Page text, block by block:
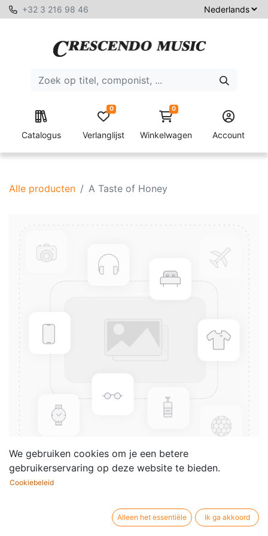
+32 3 216 98 46
Catalogus Verlanglijst
0 0
Winkelwagen Account
Alle producten A Taste of Honey
A Taste of Honey
Ric Marlowe
We gebruiken cookies om je een betere
gebruikerservaring op deze website te bieden.
Cookiebeleid
Alleen het essentiële Ik ga akkoord